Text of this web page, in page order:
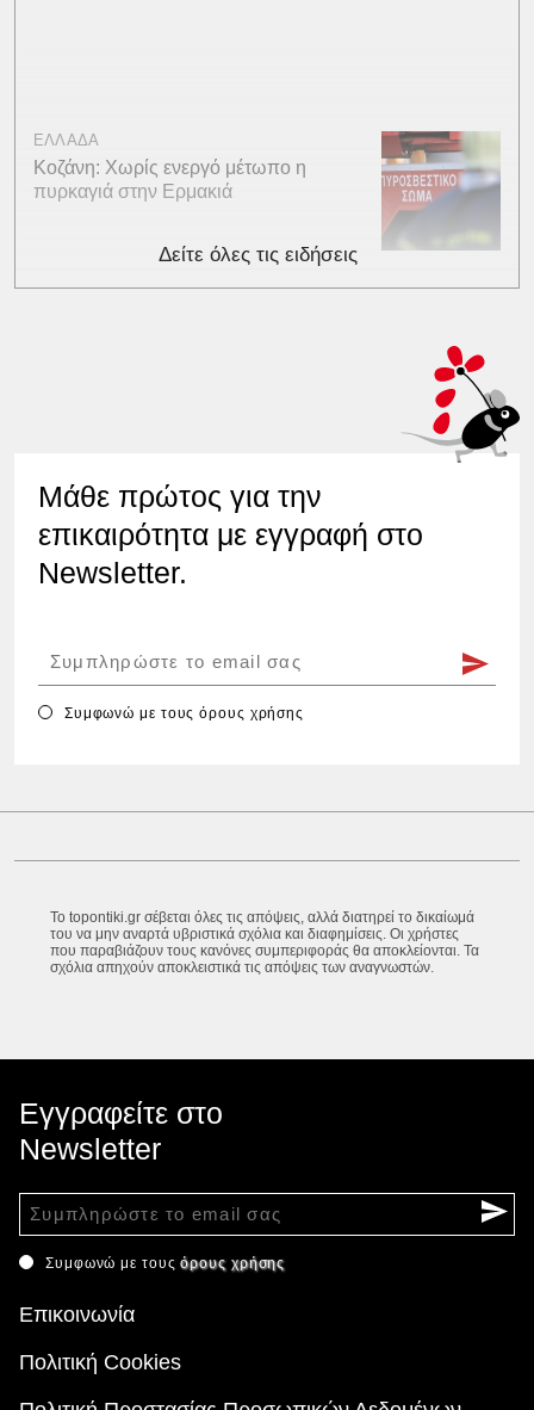
ΕΛΛΑΔΑ
Κοζάνη: Χωρίς ενεργό μέτωπο η
πυρκαγιά στην Ερμακιά
Δείτε όλες τις ειδήσεις
Μάθε πρώτος για την
επικαιρότητα με εγγραφή στο
Newsletter.
Συμφωνώ με τουςόρους χρήσης
Το topontiki.gr σέβεται όλες τις απόψεις, αλλά διατηρεί το δικαίωμά
του να μην αναρτά υβριστικά σχόλια και διαφημίσεις. Οι χρήστες
που παραβιάζουν τους κανόνες συμπεριφοράς θα αποκλείονται. Τα
σχόλια απηχούν αποκλειστικά τις απόψεις των αναγνωστών.
Εγγραφείτε στο
Newsletter
Συμφωνώ με τουςόρους χρήσης
Επικοινωνία
Πολιτική Cookies